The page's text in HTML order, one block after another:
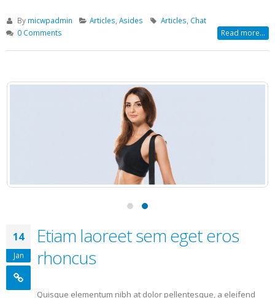
By micwpadmin Articles ,Asides Articles Chat
0 Comments
Read more...
14
Jan
Etiam laoreet sem eget eros
rhoncus
Quisque elementum nibh at dolor pellentesque, a eleifend